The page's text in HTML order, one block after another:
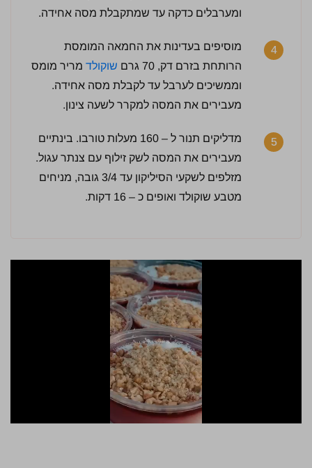
ומערבלים כדקה עד שמתקבלת מסה אחידה.
4
מוסיפים בעדינות את החמאה המומסת
הרותחת בזרם דק, 70 גרם
שוקולד מריר מומס
וממשיכים לערבל עד לקבלת מסה אחידה.
מעבירים את המסה למקרר לשעה צינון.
5
מדליקים תנור ל – 160 מעלות טורבו. בינתיים
מעבירים את המסה לשק זילוף עם צנתר עגול.
מזלפים לשקעי הסיליקון עד 3/4 גובה, מניחים
מטבע שוקולד ואופים כ – 16 דקות.